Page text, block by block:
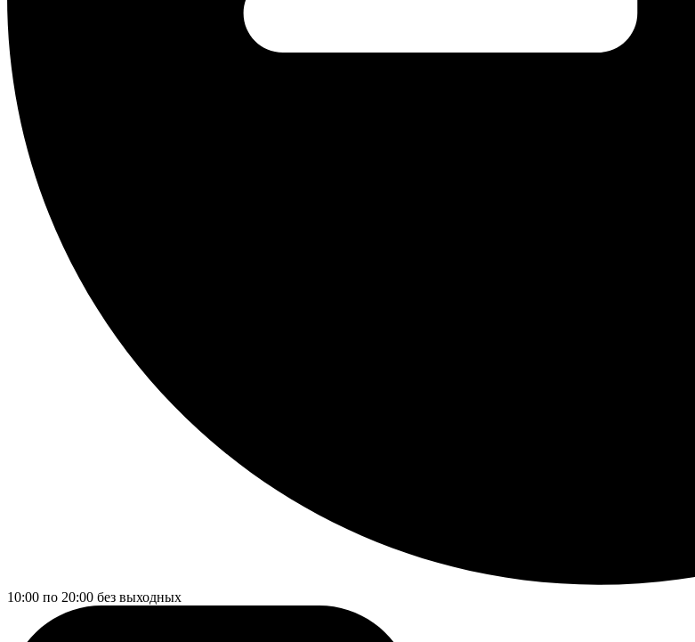
10:00 по 20:00 без выходных